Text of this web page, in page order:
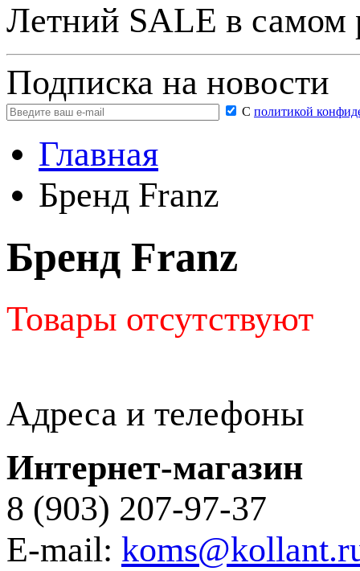
Летний SALE в самом
Подписка на новости
С политикой
Главная
Бренд Franz
Бренд Franz
Товары отсутствуют
Адреса и телефоны
Интернет-магазин
8 (903) 207-97-37
E-mail: